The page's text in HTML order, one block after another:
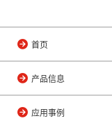
首页
产品信息
应用事例